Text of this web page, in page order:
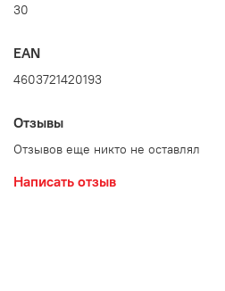
30
EAN
4603721420193
Отзывы
Отзывов еще никто не оставлял
Написать отзыв